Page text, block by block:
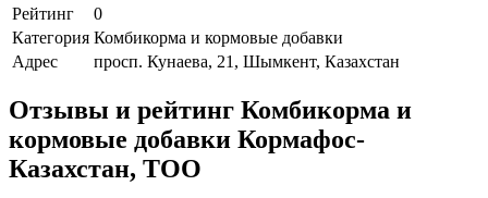
Рейтинг
0
Категория Комбикорма и кормовые добавки
Адрес
просп. Кунаева, 21, Шымкент, Казахстан
Отзывы и рейтинг Комбикорма и
кормовые добавки Кормафос-
Казахстан, ТОО